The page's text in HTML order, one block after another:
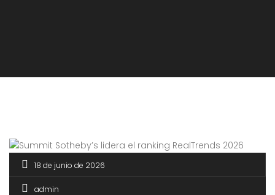
18 de junio de 2026
admin